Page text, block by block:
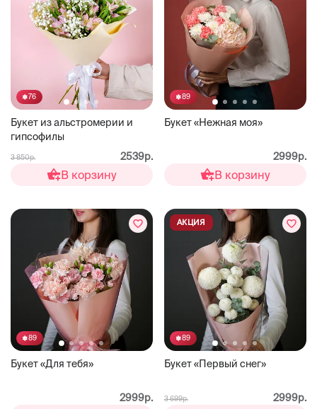
76
Букет из альстромерии и
гипсофилы
3 850р. 2539р.
В корзину
89
Букет «Нежная моя»
2999р.
В корзину
89
Букет «Для тебя»
2999р.
89
Букет «Первый снег»
АКЦИЯ
3 699р. 2999р.